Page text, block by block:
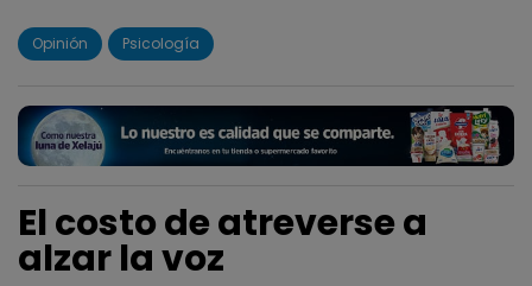
Opinión Psicología
El costo de atreverse a
alzar la voz